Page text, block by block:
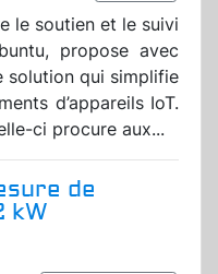
le soutien et le suivi
propose avec
solution qui simplifie
d’appareils IoT.
ci procure aux...
de
kW